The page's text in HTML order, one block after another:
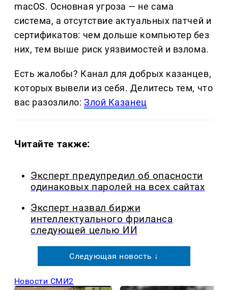
macOS. Основная угроза — не сама
система, а отсутствие актуальных патчей и
сертификатов: чем дольше компьютер без
них, тем выше риск уязвимостей и взлома.
Есть жалобы? Канал для добрых казанцев,
которых вывели из себя. Делитеcь тем, что
вас разозлило:Злой Казанец
Читайте также:
Эксперт предупредил об опасности
одинаковых паролей на всех сайтах
Эксперт назвал биржи
интеллектуального фриланса
следующей целью ИИ
Следующая новость ↓
Новости СМИ2